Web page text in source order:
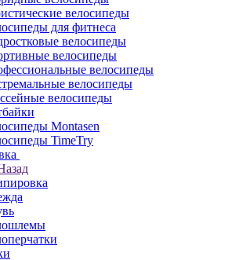
велосипеды
для фитнеса
велосипеды
велосипеды
велосипеды
велосипеды
велосипеды
Montasen
TimeTry